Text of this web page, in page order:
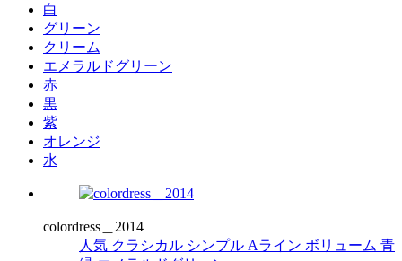
白
グリーン
クリーム
エメラルドグリーン
赤
黒
紫
オレンジ
水
colordress＿2014
人気 クラシカル シンプル Aライン ボリューム 青